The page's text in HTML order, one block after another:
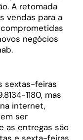
A retomada
vendas para a
negócios
sextas-feiras
1180, mas
internet,
ser
as entregas são